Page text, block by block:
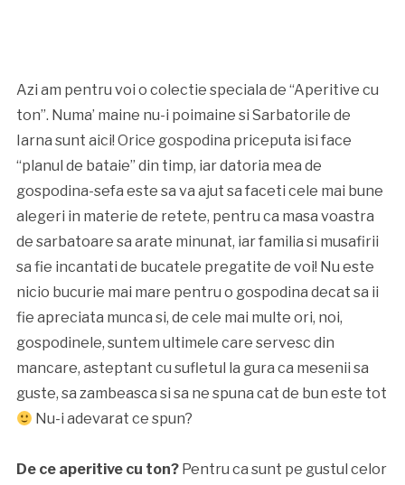
Azi am pentru voi o colectie speciala de “Aperitive cu
ton”. Numa’ maine nu-i poimaine si Sarbatorile de
Iarna sunt aici! Orice gospodina priceputa isi face
“planul de bataie” din timp, iar datoria mea de
gospodina-sefa este sa va ajut sa faceti cele mai bune
alegeri in materie de retete, pentru ca masa voastra
de sarbatoare sa arate minunat, iar familia si musafirii
sa fie incantati de bucatele pregatite de voi! Nu este
nicio bucurie mai mare pentru o gospodina decat sa ii
fie apreciata munca si, de cele mai multe ori, noi,
gospodinele, suntem ultimele care servesc din
mancare, asteptant cu sufletul la gura ca mesenii sa
guste, sa zambeasca si sa ne spuna cat de bun este tot
Nu-i adevarat ce spun?
De ce aperitive cu ton?Pentru ca sunt pe gustul celor